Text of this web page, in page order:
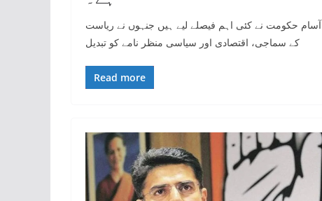
آسام حکومت نے کئی اہم فیصلے لیے ہیں جنہوں نے ریاست
کے سماجی، اقتصادی اور سیاسی منظر نامے کو تبدیل
Read more